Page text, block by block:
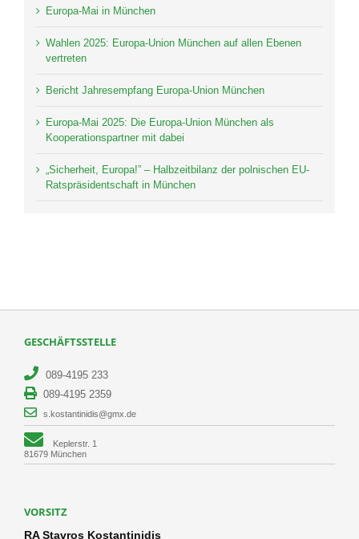
Europa-Mai in München
Wahlen 2025: Europa-Union München auf allen Ebenen
vertreten
Bericht Jahresempfang Europa-Union München
Europa-Mai 2025: Die Europa-Union München als
Kooperationspartner mit dabei
„Sicherheit, Europa!” – Halbzeitbilanz der polnischen EU-
Ratspräsidentschaft in München
GESCHÄFTSSTELLE
089-4195 233
089-4195 2359
s.kostantinidis@gmx.de
Keplerstr. 1
81679 München
VORSITZ
RA Stavros Kostantinidis